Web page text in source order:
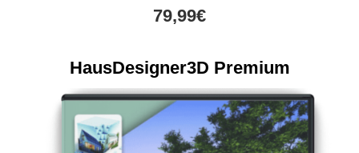
79,99€
HausDesigner3D Premium